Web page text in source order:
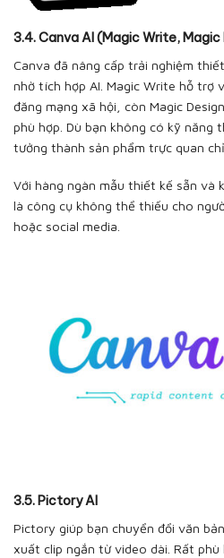
3.4. Canva AI (Magic Write, Magic
Canva đã nâng cấp trải nghiệm
nhờ tích hợp AI. Magic Write hỗ trợ
đăng mạng xã hội, còn Magic
phù hợp. Dù bạn không có kỹ năng
tưởng thành sản phẩm trực quan
Với hàng ngàn mẫu thiết kế sẵn và
là công cụ không thể thiếu cho
hoặc social media.
3.5. Pictory AI
Pictory giúp bạn chuyển đổi văn
xuất clip ngắn từ video dài. Rất phù